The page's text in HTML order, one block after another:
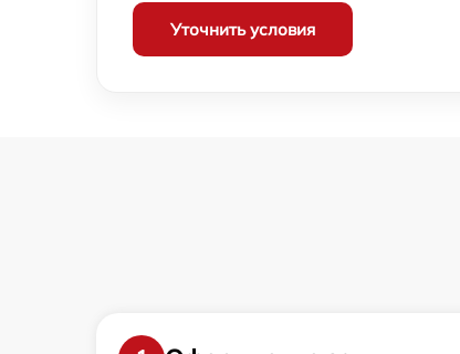
Уточнить условия